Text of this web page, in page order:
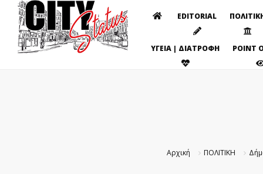
EDITORIAL
ΥΓΕΙΑ | ΔΙΑΤΡΟΦΗ POINT
Αρχική ΠΟΛΙΤΙΚΗ